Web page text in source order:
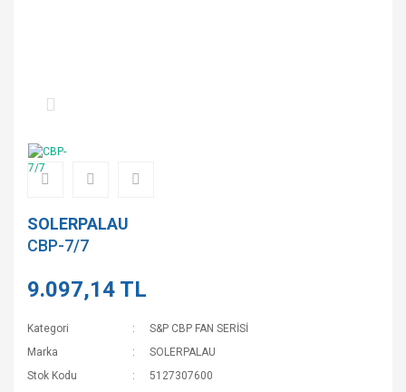
SOLERPALAU
CBP-7/7
9.097,14 TL
Kategori
S&P CBP FAN SERİSİ
Marka
SOLERPALAU
Stok Kodu
5127307600